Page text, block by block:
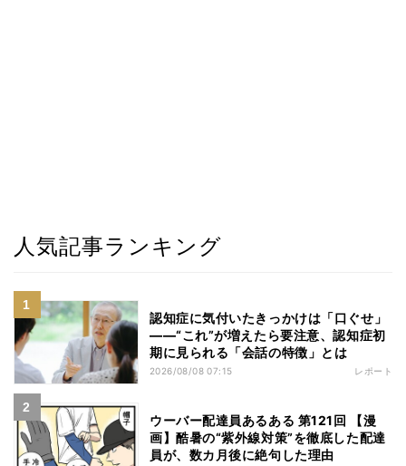
人気記事ランキング
認知症に気付いたきっかけは「口ぐせ」
――“これ”が増えたら要注意、認知症初
期に見られる「会話の特徴」とは
2026/08/08 07:15 レポート
ウーバー配達員あるある 第121回 【漫
画】酷暑の“紫外線対策”を徹底した配達
員が、数カ月後に絶句した理由